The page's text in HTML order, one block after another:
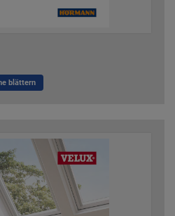
blättern